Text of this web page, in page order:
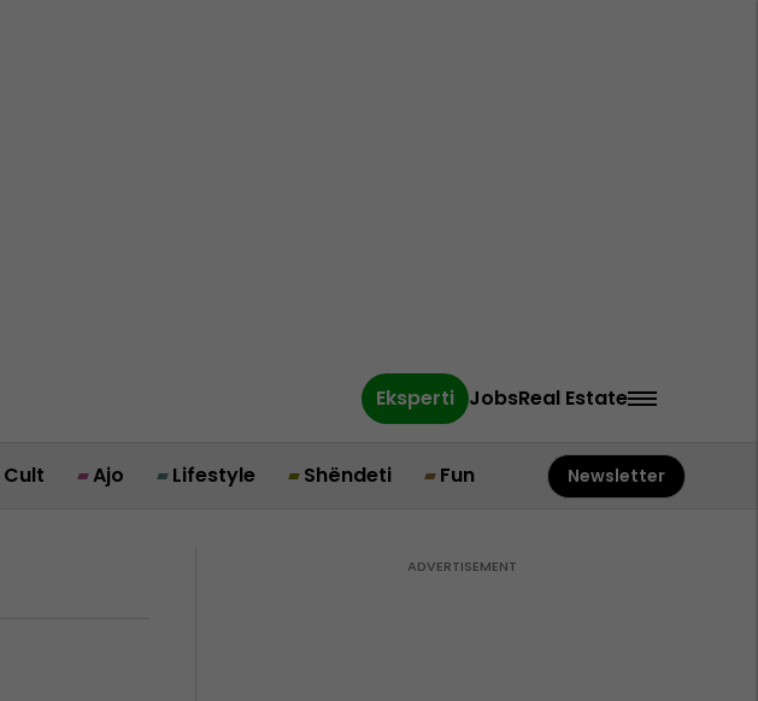
Eksperti JobsReal Estate
Cult Ajo Lifestyle Shëndeti Fun Newsletter